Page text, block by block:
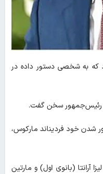
که به شخصی دستور داده در
رئیس‌جمهور سخن گفت.
شدن خود فردیناند مارکوس،
(بانوی اول) و مارتین